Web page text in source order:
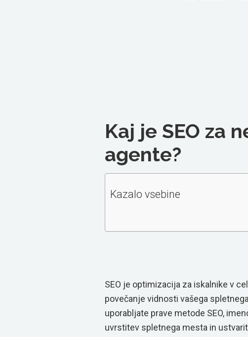
Kaj je SEO za
agente?
Kazalo vsebine
SEO je optimizacija za iskalnike v
povečanje vidnosti vašega
uporabljate prave metode SEO,
uvrstitev spletnega mesta in